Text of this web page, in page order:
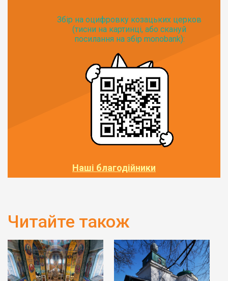
Збір на оцифровку козацьких церков
(тисни на картинці, або скануй
посилання на збір monobank):
Наші благодійники
Читайте також